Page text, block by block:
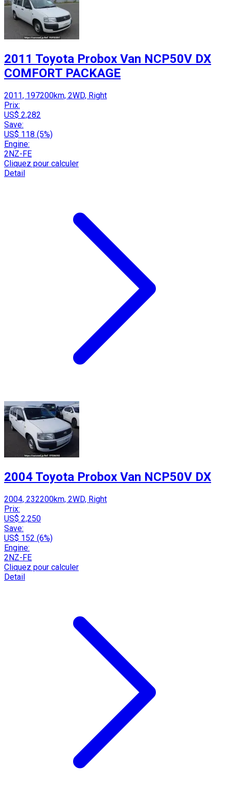
2011 Toyota Probox Van NCP50V DX
COMFORT PACKAGE
2011, 197200km, 2WD, Right
Prix:
US$ 2,282
Save:
US$ 118 (5%)
Engine:
2NZ-FE
Cliquez pour calculer
Detail
2004 Toyota Probox Van NCP50V DX
2004, 232200km, 2WD, Right
Prix:
US$ 2,250
Save:
US$ 152 (6%)
Engine:
2NZ-FE
Cliquez pour calculer
Detail